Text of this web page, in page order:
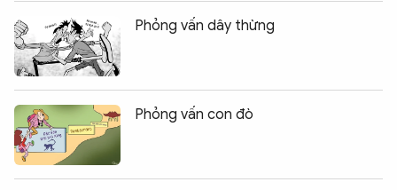
Phỏng vấn dây thừng
Phỏng vấn con đò